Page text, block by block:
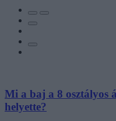
Mi a baj a 8 osztályos
helyette?